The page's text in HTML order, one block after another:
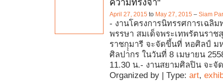
ความทรงจำ"
April 27, 2015 to May 27, 2015 – Siam
- งานโครงการนิทรรศการเฉลิม
พรรษา สมเด็จพระเทพรัตนราช
ราชกุุมารี จะจัดขึ้นที่ หอศิลป์ ม
ศิลปากร ในวันที่ 8 เมษายน
11.30 น.- งานสยามศิลปิน จะจั
Organized by | Type: art,